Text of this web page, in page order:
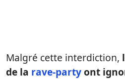
Malgré cette interdiction,
de la rave-partyont